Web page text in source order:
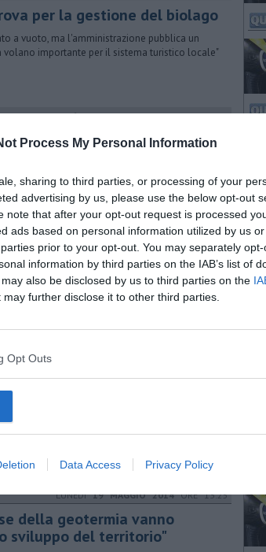
Process My Personal Information
sharing to third parties, or processing of your
advertising by us, please use the below opt-out
note that after your opt-out request is processed
ads based on personal information utilized by us
prior to your opt-out. You may separately
information by third parties on the IAB’s list of
also be disclosed by us to third parties on the
may further disclose it to other third parties.
Opt Outs
Data Access Privacy Policy
per la gestione del biolago
a vuoto, ma l'amministrazione pubblica un
volano importante per il sistema turistico locale"
MARTEDÌ11 OTTOBRE 2016ORE 12:30
geotermico
con un rendez-vous alla centrale geotermica
MARTEDÌ23 AGOSTO 2016ORE 12:04
le fumarole
i versi della Divina Commedia sulla Pia e su
scena a Sasso Pisano e a Montecastelli
nuovo sportello bancomat
LUNEDÌ19 MAGGIO 2014ORE 13:25
della geotermia vanno
sviluppo del territorio"